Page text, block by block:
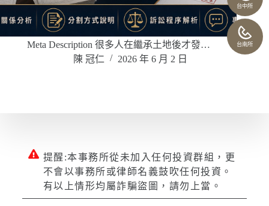
Meta Description 很多人在繼承土地後才發…
陳 冠仁
2026 年 6 月 2 日
提醒:本事務所從未加入任何投資群組，更
不會以事務所或律師名義鼓吹任何投資。
有以上情形均屬詐騙盜圖，請勿上當。
台中所
台南所